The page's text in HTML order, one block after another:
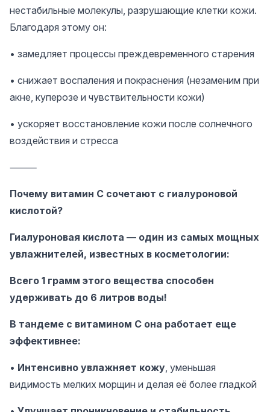
нестабильные молекулы, разрушающие клетки кожи.
Благодаря этому он:
• замедляет процессы преждевременного старения
• снижает воспаления и покраснения (незаменим при
акне, куперозе и чувствительности кожи)
• ускоряет восстановление кожи после солнечного
воздействия и стресса
⸻
Почему витамин C сочетают с гиалуроновой
кислотой?
Гиалуроновая кислота — один из самых мощных
увлажнителей, известных в косметологии:
Всего 1 грамм этого вещества способен
удерживать до 6 литров воды!
В тандеме с витамином C она работает еще
эффективнее:
• Интенсивно увлажняет кожу, уменьшая
видимость мелких морщин и делая её более гладкой